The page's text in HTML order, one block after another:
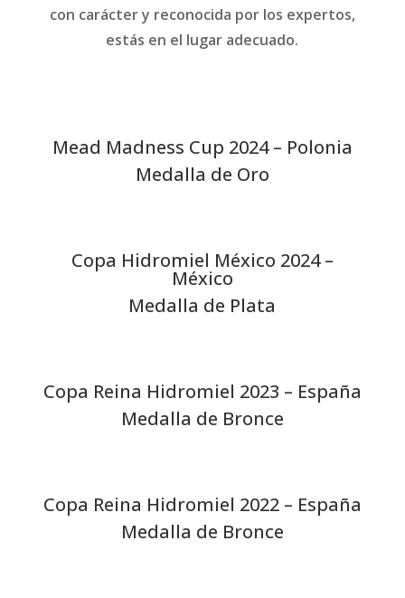
con carácter y reconocida por los expertos,
estás en el lugar adecuado.
Mead Madness Cup 2024 – Polonia
Medalla de Oro
Copa Hidromiel México 2024 –
México
Medalla de Plata
Copa Reina Hidromiel 2023 – España
Medalla de Bronce
Copa Reina Hidromiel 2022 – España
Medalla de Bronce